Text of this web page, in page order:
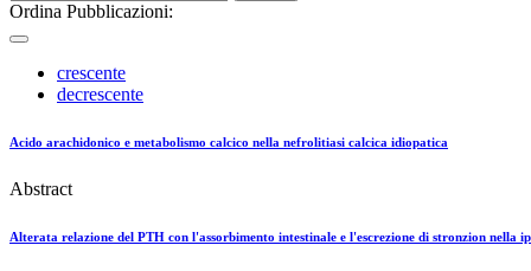
Ordina Pubblicazioni:
crescente
decrescente
Acido arachidonico e metabolismo calcico nella nefrolitiasi calcica idiopatica
Abstract
Alterata relazione del PTH con l'assorbimento intestinale e l'escrezione di stronzion nella